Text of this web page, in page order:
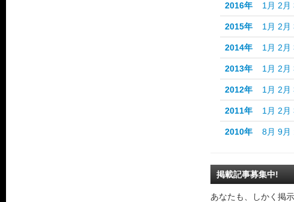
2016年 1月 2月
2015年 1月 2月
2014年 1月 2月
2013年 1月 2月
2012年 1月 2月
2011年 1月 2月
2010年 8月 9月
掲載記事募集中!
あなたも、しかく掲